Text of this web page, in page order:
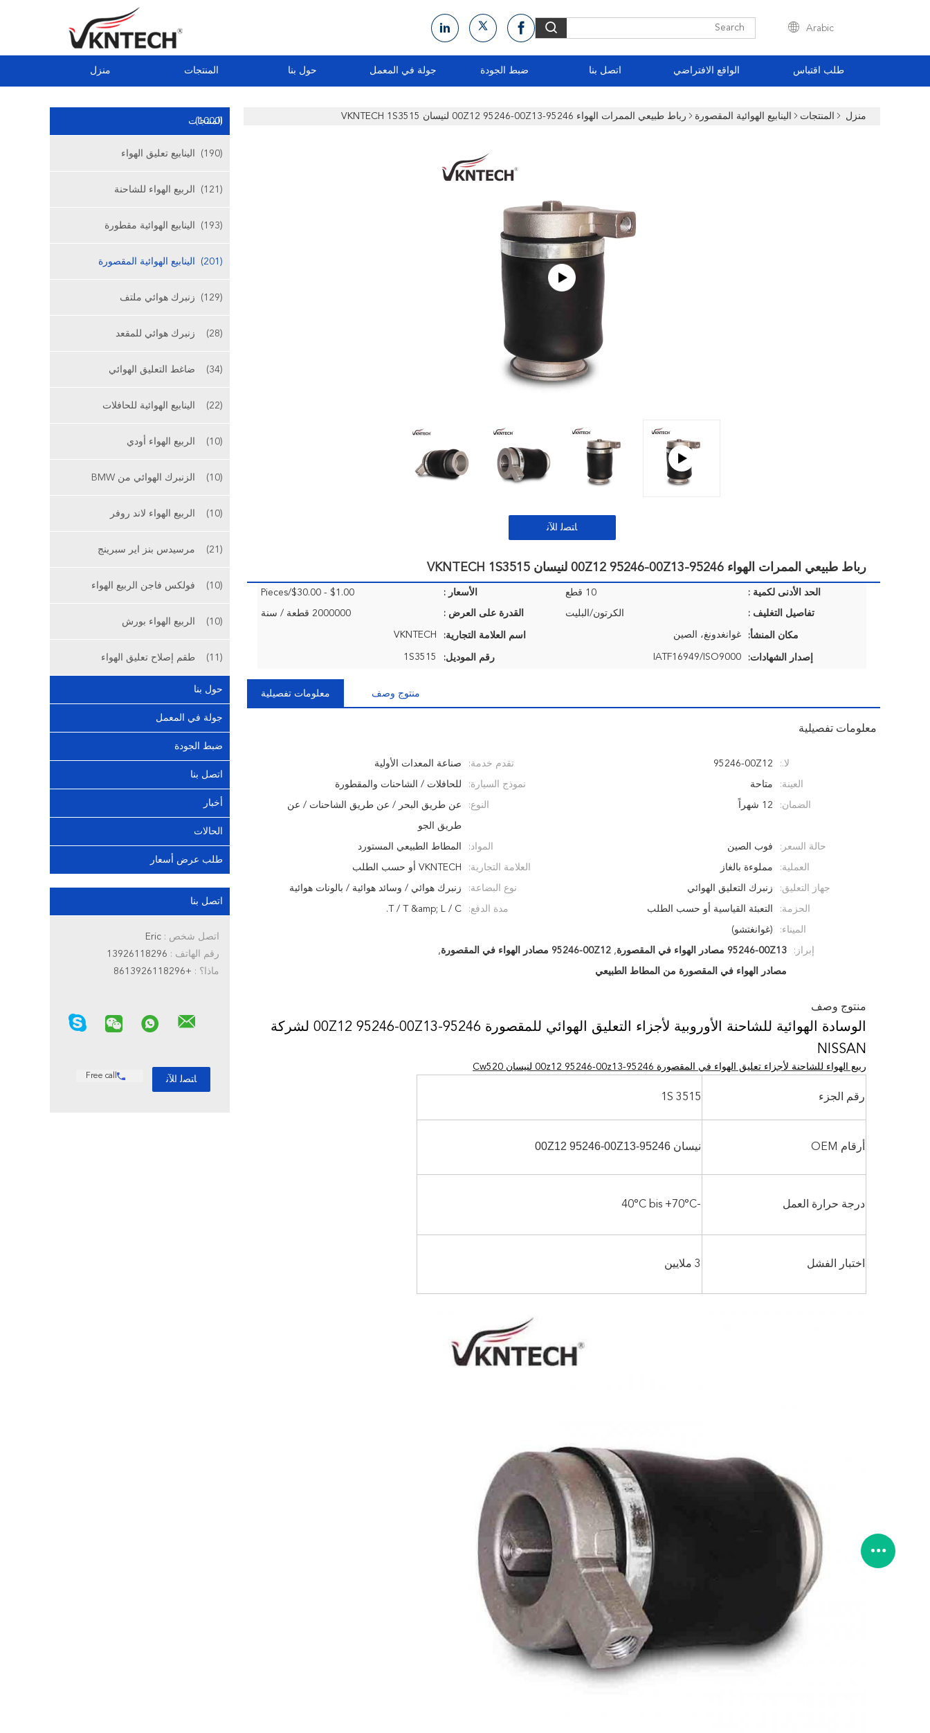
Arabic
منزل المنتجات حول بنا جولة في المعمل ضبط الجودة اتصل بنا الواقع الافتراضي طلب اقتباس
المنتجات(1000)
الينابيع تعليق الهواء (190)
الربيع الهواء للشاحنة (121)
الينابيع الهوائية مقطورة (193)
الينابيع الهوائية المقصورة (201)
زنبرك هوائي ملتف (129)
زنبرك هوائي للمقعد (28)
ضاغط التعليق الهوائي (34)
الينابيع الهوائية للحافلات (22)
الربيع الهواء أودي (10)
الزنبرك الهوائي من BMW (10)
الربيع الهواء لاند روفر (10)
مرسيدس بنز اير سبرينج (21)
فولكس فاجن الربيع الهواء (10)
الربيع الهواء بورش (10)
طقم إصلاح تعليق الهواء (11)
حول بنا
جولة في المعمل
ضبط الجودة
اتصل بنا
أخبار
الحالات
طلب عرض أسعار
اتصل بنا
اتصل شخص :
رقم الهاتف :
ماذا؟ : +8613926118296
Free call
منزل المنتجات الينابيع الهوائية المقصورة رباط طبيعي الممرات الهواء 95246-00Z12 95246-00Z13 لنيسان VKNTECH 1S3515
ﺎﺘﺼﻟ ﺍﻶﻧ
رباط طبيعي الممرات الهواء 95246-00Z12 95246-00Z13 لنيسان VKNTECH 1S3515
الحد الأدنى لكمية : 10 قطع الأسعار : $1.00 - $30.00/Pieces
تفاصيل التغليف : الكرتون/البليت القدرة على العرض : 2000000 قطعة / سنة
مكان المنشأ: غوانغدونغ، الصين اسم العلامة التجارية: VKNTECH
إصدار الشهادات: IATF16949/ISO9000 رقم الموديل: 1S3515
معلومات تفصيلية منتوج وصف
معلومات تفصيلية
لا.: 95246-00Z12 تقدم خدمة: صناعة المعدات الأولية
العينة: متاحة نموذج السيارة: للحافلات / الشاحنات والمقطورة
الضمان: 12 شهراً النوع: عن طريق البحر / عن طريق الشاحنات / عن
طريق الجو
حالة السعر: فوب الصين المواد: المطاط الطبيعي المستورد
العملية: مملوءة بالغاز العلامة التجارية: VKNTECH أو حسب الطلب
جهاز التعليق: زنبرك التعليق الهوائي نوع البضاعة: زنبرك هوائي / وسائد هوائية / بالونات هوائية
الحزمة: التعبئة القياسية أو حسب الطلب مدة الدفع: T / T &amp; L / C.
الميناء: (غوانغتشو)
إبراز: 95246-00Z13 مصادر الهواء في المقصورة , 95246-00Z12 مصادر الهواء في المقصورة ,
مصادر الهواء في المقصورة من المطاط الطبيعي
منتوج وصف
الوسادة الهوائية للشاحنة الأوروبية لأجزاء التعليق الهوائي للمقصورة 95246-00Z12 95246-00Z13 لشركة
NISSAN
ربيع الهواء للشاحنة لأجزاء تعليق الهواء في المقصورة 95246-00z12 95246-00z13 لنيسان Cw520
رقم الجزء 1S 3515
أرقام OEM نيسان 95246-00Z12 95246-00Z13
درجة حرارة العمل -40
°C bis +70°C
اختبار الفشل 3 ملايين